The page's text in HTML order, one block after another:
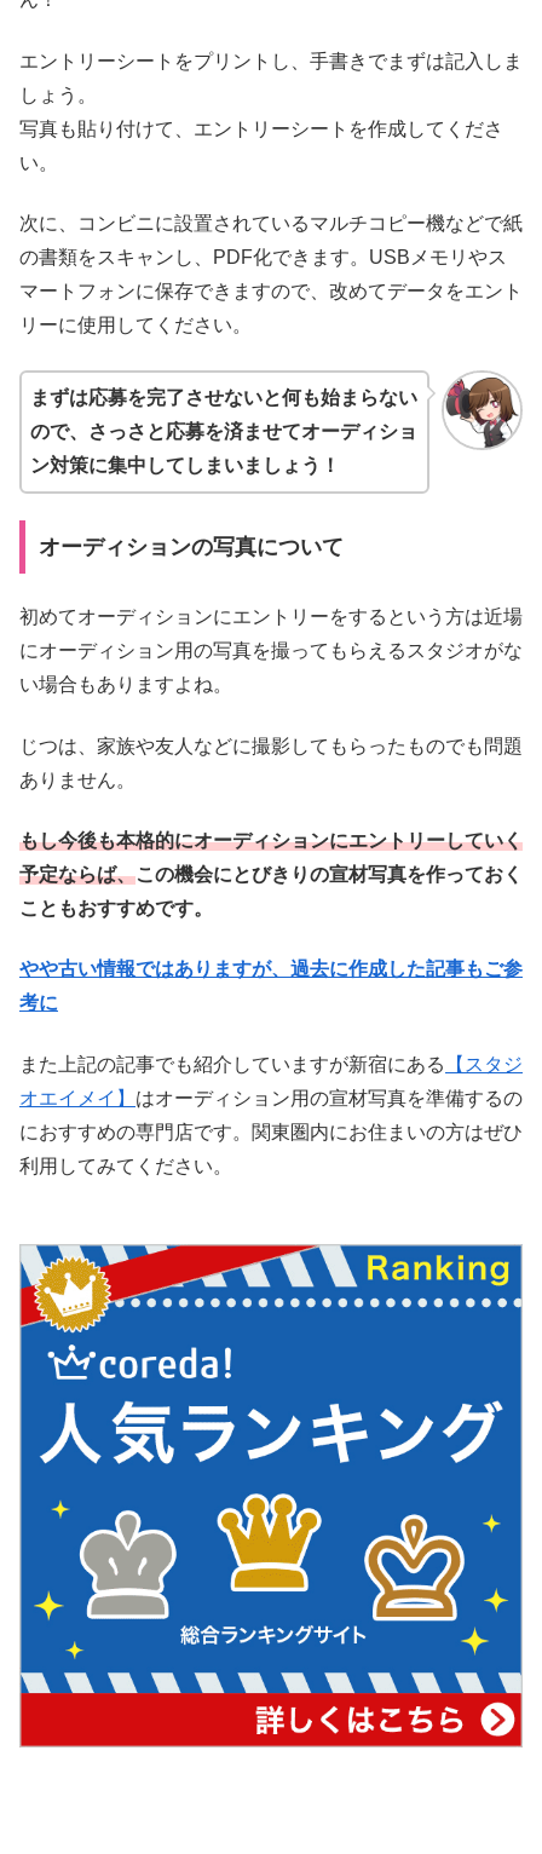
エントリーシートをプリントし、手書きでまずは記入しま
しょう。
写真も貼り付けて、エントリーシートを作成してくださ
い。
次に、コンビニに設置されているマルチコピー機などで紙
の書類をスキャンし、PDF化できます。USBメモリやス
マートフォンに保存できますので、改めてデータをエント
リーに使用してください。
まずは応募を完了させないと何も始まらない
ので、さっさと応募を済ませてオーディショ
ン対策に集中してしまいましょう！
オーディションの写真について
初めてオーディションにエントリーをするという方は近場
にオーディション用の写真を撮ってもらえるスタジオがな
い場合もありますよね。
じつは、家族や友人などに撮影してもらったものでも問題
ありません。
もし今後も本格的にオーディションにエントリーしていく
予定ならば、この機会にとびきりの宣材写真を作っておく
こともおすすめです。
やや古い情報ではありますが、過去に作成した記事もご参
考に
また上記の記事でも紹介していますが新宿にある
【スタジ
オエイメイ】 はオーディション用の宣材写真を準備するの
におすすめの専門店です。関東圏内にお住まいの方はぜひ
利用してみてください。